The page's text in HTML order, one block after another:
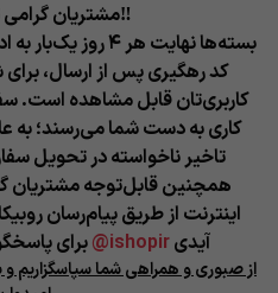
‼️مشتریان گرامی
بسته‌ها نهایت هر
کد رهگیری پس از ارسال،
کاری به دست شما می‌رسند؛به
تاخیر ناخواسته در تحویل
همچنین قابل‌توجه مشتریان
آیدیishopir@ برای
از صبوری و همراهی شما سپاسگزاریم و